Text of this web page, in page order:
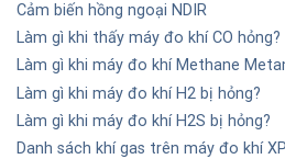
Cảm biến hồng ngoại NDIR
Làm gì khi thấy máy đo khí CO hỏng?
Làm gì khi máy đo khí Methane
Làm gì khi máy đo khí H2 bị hỏng?
Làm gì khi máy đo khí H2S bị hỏng?
Danh sách khí gas trên máy đo khí